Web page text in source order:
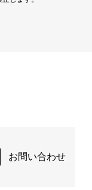
お問い合わせ